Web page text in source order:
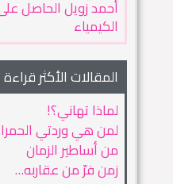
أحمد زويل الحاصل
الكيمياء
المقالات الأكثر قراءة
لماذا تهاني؟!
لمن هي وردتي
من أساطير الزمان
زمن فرّ من عقاربه…